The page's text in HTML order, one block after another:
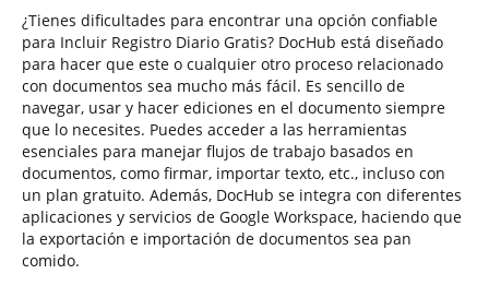
¿Tienes dificultades para encontrar una opción confiable
para Incluir Registro Diario Gratis? DocHub está diseñado
para hacer que este o cualquier otro proceso relacionado
con documentos sea mucho más fácil. Es sencillo de
navegar, usar y hacer ediciones en el documento siempre
que lo necesites. Puedes acceder a las herramientas
esenciales para manejar flujos de trabajo basados en
documentos, como firmar, importar texto, etc., incluso con
un plan gratuito. Además, DocHub se integra con diferentes
aplicaciones y servicios de Google Workspace, haciendo que
la exportación e importación de documentos sea pan
comido.